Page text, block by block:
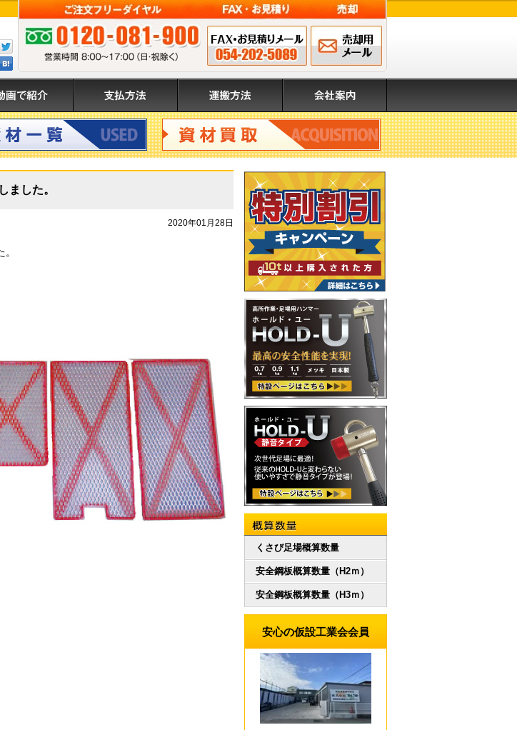
ツ
ご注文フリーダイヤル:0120-081-900 営業時間 8:00～17:00（日・祝除く）
FAX申込み 054-202-
5089
メールでのお問
い合わせ
介 支払方法 運搬方法 会社案内
資材買取
した。
2020年01月28日
概算数量
くさび足場概算数量
安全鋼板概算数量（H2ｍ）
安全鋼板概算数量（H3ｍ）
安心の仮設工業会会員